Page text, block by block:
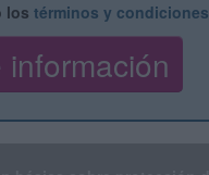
los términos y condiciones